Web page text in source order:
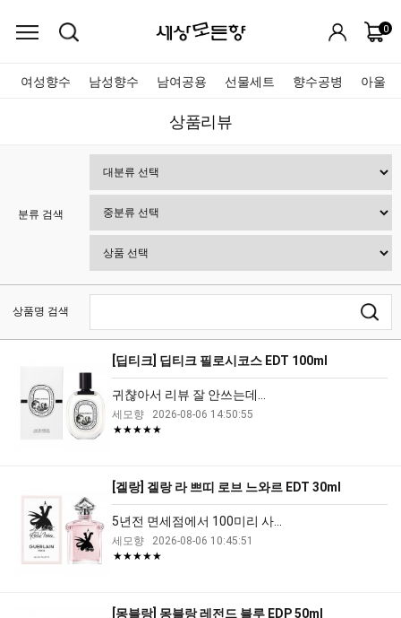
0
여성향수 남성향수 남여공용 선물세트 향수공병 아울렛
상품리뷰
분류 검색
상품명 검색
[딥티크] 딥티크 필로시코스 EDT 100ml
귀챦아서 리뷰 잘 안쓰는데...
세모향
2026-08-06 14:50:55
★★★★★
[겔랑] 겔랑 라 쁘띠 로브 느와르 EDT 30ml
5년전 면세점에서 100미리 사...
세모향
2026-08-06 10:45:51
★★★★★
[몽블랑] 몽블랑 레전드 블루 EDP 50ml